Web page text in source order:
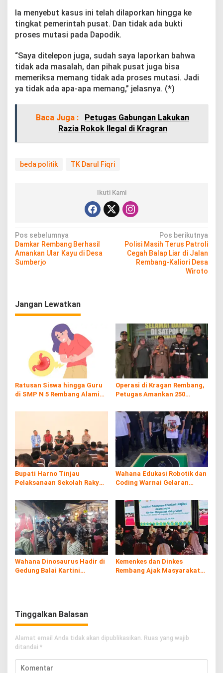
t
B
e
a
P
a
n
d
g
a
n
i
k
O
r
Ia menyebut kasus ini telah dilaporkan hingga ke
tingkat pemerintah pusat. Dan tidak ada bukti
proses mutasi pada Dapodik.
“Saya ditelepon juga, sudah saya laporkan bahwa
tidak ada masalah, dan pihak pusat juga bisa
memeriksa memang tidak ada proses mutasi. Jadi
ya tidak ada apa-apa memang,” jelasnya. (*)
Baca Juga :
Petugas Gabungan Lakukan
Razia Rokok Ilegal di Kragran
beda politik TK Darul Fiqri
Ikuti Kami
N
a
v
a
Pos sebelumnya
Damkar Rembang Berhasil
Amankan Ular Kayu di Desa
Sumberjo
Pos berikutnya
Polisi Masih Terus Patroli
Cegah Balap Liar di Jalan
Rembang-Kaliori Desa
Wiroto
Jangan Lewatkan
Ratusan Siswa hingga Guru
di SMP N 5 Rembang Alami
Operasi di Kragan Rembang,
Petugas Amankan 250
Bupati Harno Tinjau
Pelaksanaan Sekolah Rakyat
Wahana Edukasi Robotik dan
Coding Warnai Gelaran
Wahana Dinosaurus Hadir di
Gedung Balai Kartini
Kemenkes dan Dinkes
Rembang Ajak Masyarakat
Tinggalkan Balasan
Alamat email Anda tidak akan dipublikasikan. Ruas yang wajib
ditandai *